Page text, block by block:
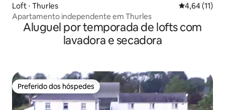
Loft ⋅ Thurles 4,64 de uma
4,64 (11)
Apartamento independente em Thurles
Aluguel por temporada de lofts com
lavadora e secadora
Preferido dos hóspedes
Preferido dos hóspedes